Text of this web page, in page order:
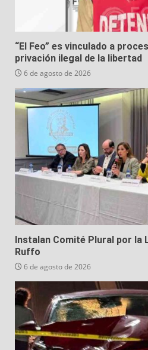
“El Feo” es vinculado a
privación ilegal de la libertad
6 de agosto de 2026
Instalan Comité Plural por la
Ruffo
6 de agosto de 2026